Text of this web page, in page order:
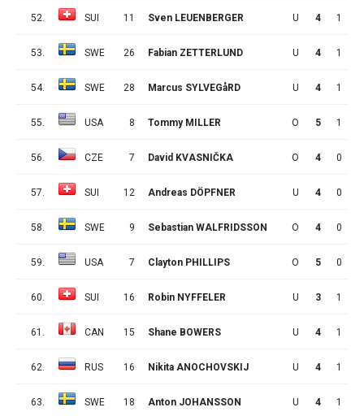
52. SUI 11 Sven LEUENBERGER U 4 1
53. SWE 26 Fabian ZETTERLUND U 4 1
54. SWE 28 Marcus SYLVEGåRD U 4 1
55. USA 8 Tommy MILLER O 5 1
56. CZE 7 David KVASNIČKA O 4 0
57. SUI 12 Andreas DÖPFNER U 4 0
58. SWE 9 Sebastian WALFRIDSSON O 4 0
59. USA 7 Clayton PHILLIPS O 5 0
60. SUI 16 Robin NYFFELER U 3 1
61. CAN 15 Shane BOWERS U 4 1
62. RUS 16 Nikita ANOCHOVSKIJ U 4 1
63. SWE 18 Anton JOHANSSON U 4 1